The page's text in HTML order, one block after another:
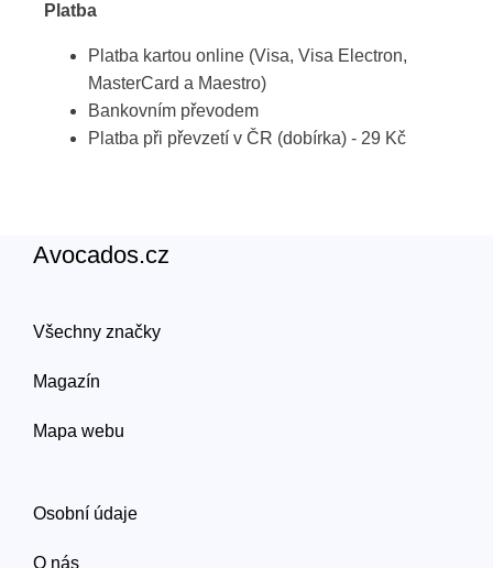
Platba
Platba kartou online (Visa, Visa Electron,
MasterCard a Maestro)
Bankovním převodem
Platba při převzetí v ČR (dobírka) - 29 Kč
Avocados.cz
Všechny značky
Magazín
Mapa webu
Osobní údaje
O nás